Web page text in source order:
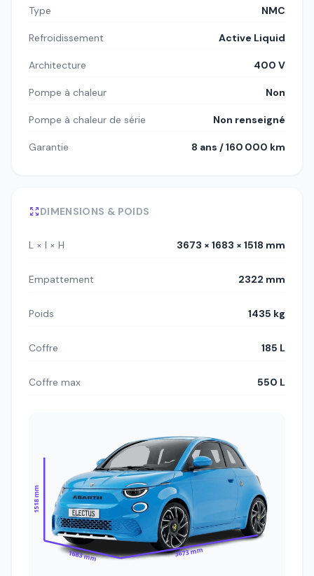
Type NMC
Refroidissement Active Liquid
Architecture 400 V
Pompe à chaleur Non
Pompe à chaleur de série Non renseigné
Garantie 8 ans / 160 000 km
DIMENSIONS & POIDS
L × l × H 3673 × 1683 × 1518 mm
Empattement 2322 mm
Poids 1435 kg
Coffre 185 L
Coffre max 550 L
1518 mm
1683 mm 3673 mm